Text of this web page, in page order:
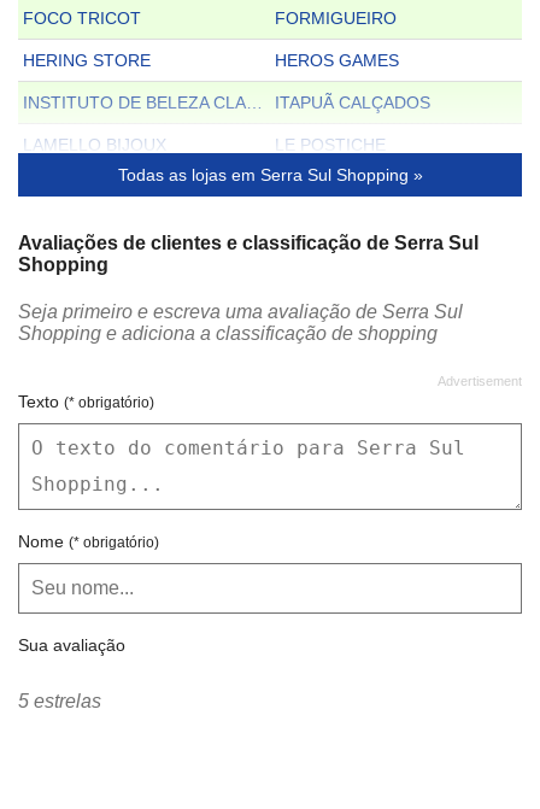
FOCO TRICOT FORMIGUEIRO
HERING STORE HEROS GAMES
INSTITUTO DE BELEZA CLAUZI CUNHA ITAPUÃ CALÇADOS
LAMELLO BIJOUX LE POSTICHE
LIVRARIA BOMSENSO
LOJAS AMERICANAS LOS TACOS - MEXICAN FOOD
MAGAZINE LUIZA
MATRACA BOUTIQUE MC DONALD'S
MIX POTATO
MORANA MOVEIS DI TRENTO
MR. CAT
ÓTICAS FIRENZE PATRONI PIZZA
PHENIX PINKBIJU
POUCA ROUPA
PREMIER FARMA
Todas as lojas em Serra Sul Shopping »
Avaliações de clientes e classificação de Serra Sul
Shopping
Seja primeiro e escreva uma avaliação de Serra Sul
Shopping e adiciona a classificação de shopping
Texto (* obrigatório)
Nome (* obrigatório)
Sua avaliação
5 estrelas